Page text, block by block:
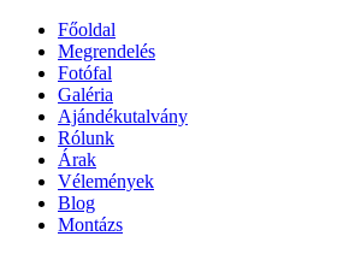
Főoldal
Megrendelés
Fotófal
Galéria
Ajándékutalvány
Rólunk
Árak
Vélemények
Blog
Montázs